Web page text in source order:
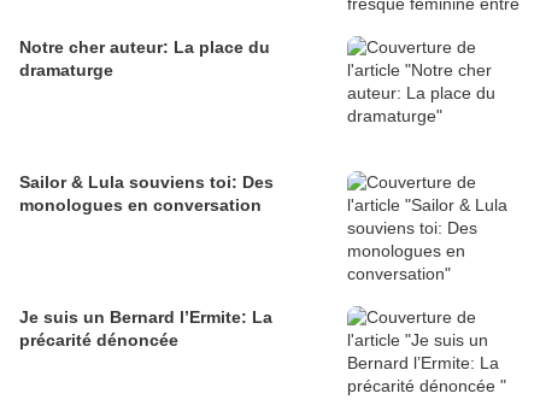
Notre cher auteur: La place du
dramaturge
Sailor & Lula souviens toi: Des
monologues en conversation
Je suis un Bernard l’Ermite: La
précarité dénoncée